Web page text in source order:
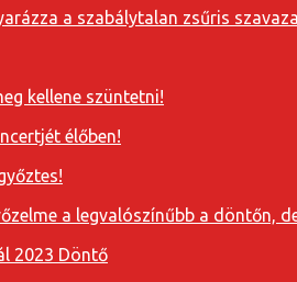
a szabálytalan zsűris
kellene szüntetni!
élőben!
a legvalószínűbb a döntőn,
2023 Döntő